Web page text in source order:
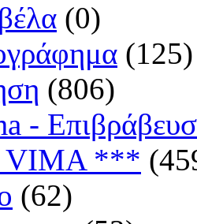
(0)
(125)
(806)
-
VIMA ***
(62)